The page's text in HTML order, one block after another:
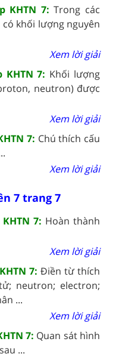
KHTN 7:Trong các
khối lượng nguyên
Xem lời giải
7: Khối lượng
neutron) được
Xem lời giải
7: Chú thích cấu
Xem lời giải
7 trang 7
7: Hoàn thành
Xem lời giải
7: Điền từ thích
neutron; electron;
...
Xem lời giải
7: Quan sát hình
...